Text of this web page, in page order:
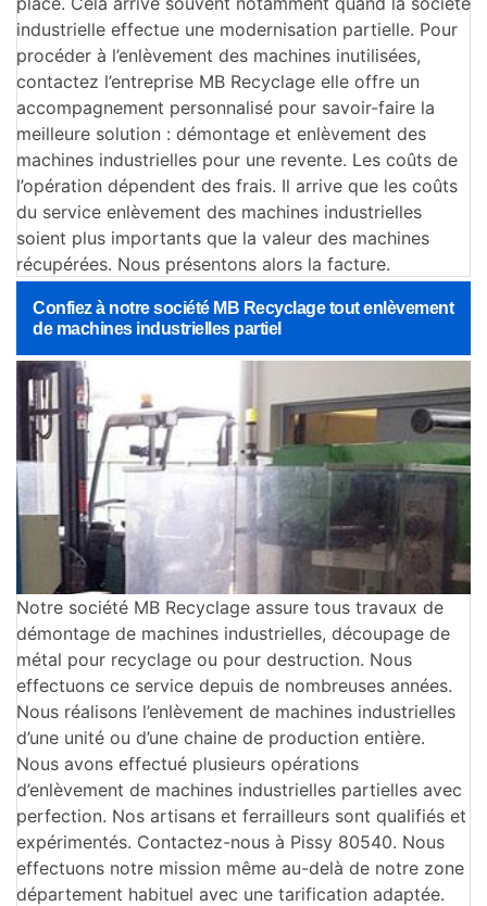
industrielle effectue une modernisation partielle. Pour
procéder à l’enlèvement des machines inutilisées,
contactez l’entreprise MB Recyclage elle offre un
accompagnement personnalisé pour savoir-faire la
meilleure solution : démontage et enlèvement des
machines industrielles pour une revente. Les coûts de
l’opération dépendent des frais. Il arrive que les coûts
du service enlèvement des machines industrielles
soient plus importants que la valeur des machines
récupérées. Nous présentons alors la facture.
Confiez à notre société MB Recyclage tout enlèvement
de machines industrielles partiel
Notre société MB Recyclage assure tous travaux de
démontage de machines industrielles, découpage de
métal pour recyclage ou pour destruction. Nous
effectuons ce service depuis de nombreuses années.
Nous réalisons l’enlèvement de machines industrielles
d’une unité ou d’une chaine de production entière.
Nous avons effectué plusieurs opérations
d’enlèvement de machines industrielles partielles avec
perfection. Nos artisans et ferrailleurs sont qualifiés et
expérimentés. Contactez-nous à Pissy 80540. Nous
effectuons notre mission même au-delà de notre zone
département habituel avec une tarification adaptée.